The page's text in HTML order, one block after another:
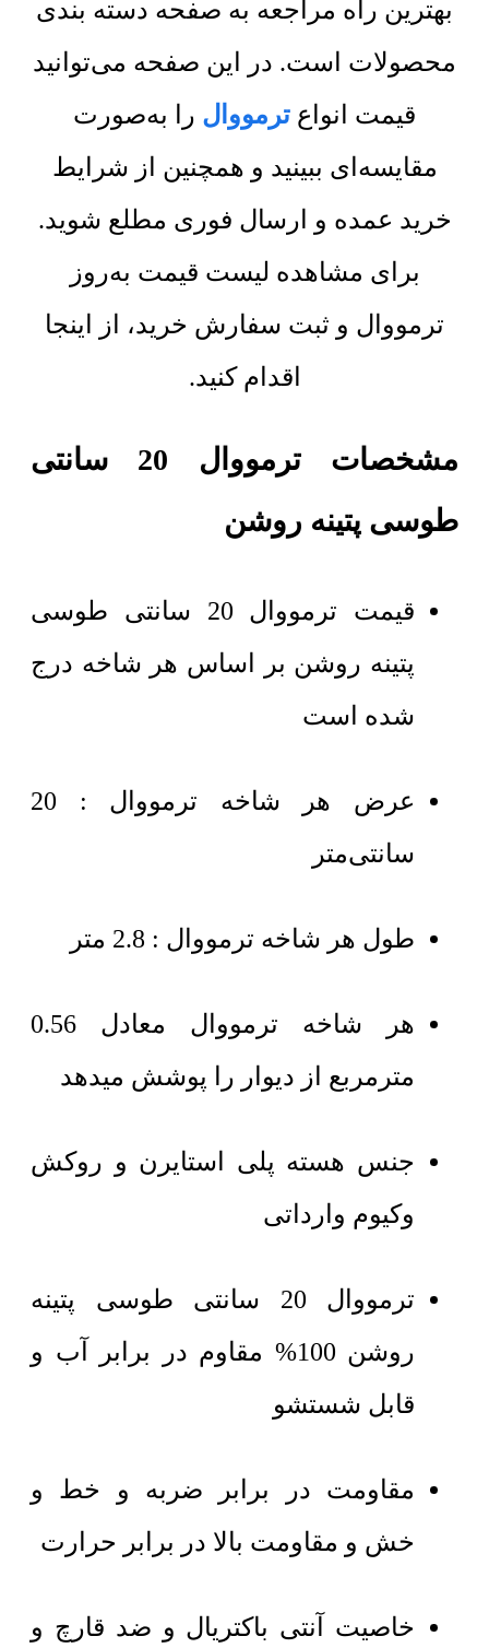
بهترین راه مراجعه به صفحه دسته بندی
محصولات است. در این صفحه می‌توانید
قیمت انواع ترمووال را به‌صورت
مقایسه‌ای ببینید و همچنین از شرایط
خرید عمده و ارسال فوری مطلع شوید.
برای مشاهده لیست قیمت به‌روز
ترمووال و ثبت سفارش خرید، از اینجا
اقدام کنید.
مشخصات ترمووال 20 سانتی
طوسی پتینه روشن
قیمت ترمووال 20 سانتی طوسی
پتینه روشن بر اساس هر شاخه درج
شده است
عرض هر شاخه ترمووال : 20
سانتی‌متر
طول هر شاخه ترمووال : 2.8 متر
هر شاخه ترمووال معادل 0.56
مترمربع از دیوار را پوشش میدهد
جنس هسته پلی استایرن و روکش
وکیوم وارداتی
ترمووال 20 سانتی طوسی پتینه
روشن 100% مقاوم در برابر آب و
قابل شستشو
مقاومت در برابر ضربه و خط و
خش و مقاومت بالا در برابر حرارت
خاصیت آنتی باکتریال و ضد قارچ و